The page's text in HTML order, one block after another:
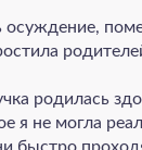
родилась
я не могла